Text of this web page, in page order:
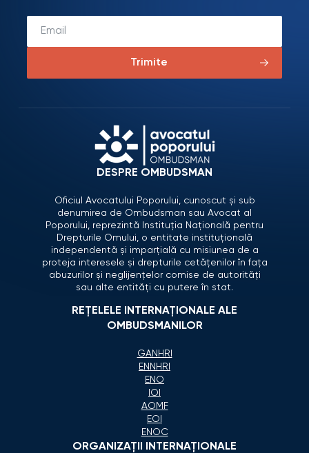
Trimite
DESPRE OMBUDSMAN
Oficiul Avocatului Poporului, cunoscut și sub
denumirea de Ombudsman sau Avocat al
Poporului, reprezintă Instituția Națională pentru
Drepturile Omului, o entitate instituțională
independentă și imparțială cu misiunea de a
proteja interesele și drepturile cetățenilor în fața
abuzurilor și neglijențelor comise de autorități
sau alte entități cu putere în stat.
REȚELELE INTERNAȚIONALE ALE
OMBUDSMANILOR
GANHRI
ENNHRI
ENO
IOI
AOMF
EOI
ENOC
ORGANIZAŢII INTERNAŢIONALE